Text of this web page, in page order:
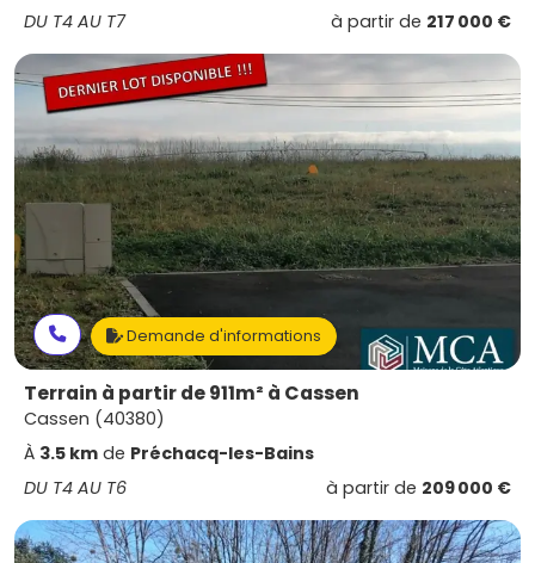
DU T4 AU T7
à partir de 217 000 €
Demande d'informations
Terrain à partir de 911m² à Cassen
Cassen (40380)
À 3.5 km de Préchacq-les-Bains
DU T4 AU T6
à partir de 209 000 €